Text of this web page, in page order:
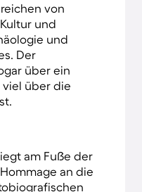
von
und
und
Der
über ein
viel über die
am Fuße der
an die